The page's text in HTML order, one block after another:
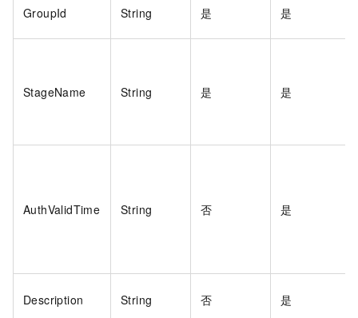
GroupId String 是 是
StageName String 是 是
AuthValidTime String 否 是
Description String 否 是